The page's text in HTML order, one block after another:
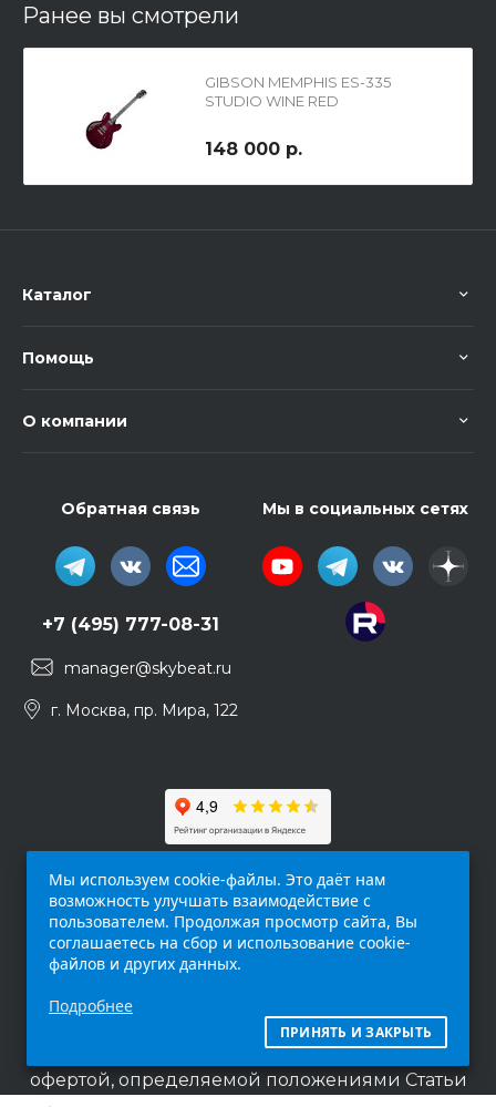
Ранее вы смотрели
GIBSON MEMPHIS ES-335
STUDIO WINE RED
электрогитара
148 000 р.
Каталог
Помощь
О компании
Обратная связь
+7 (495) 777-08-31
manager@skybeat.ru
г. Москва, пр. Мира, 122
Мы в социальных сетях
интернет-сайт (
исключительно информационный характер и
ни при каких условиях не является публичной
офертой, определяемой положениями Статьи
Мы используем cookie-файлы. Это даёт нам
возможность улучшать взаимодействие с
пользователем. Продолжая просмотр сайта, Вы
соглашаетесь на сбор и использование cookie-
файлов и других данных.
Подробнее
ПРИНЯТЬ И ЗАКРЫТЬ